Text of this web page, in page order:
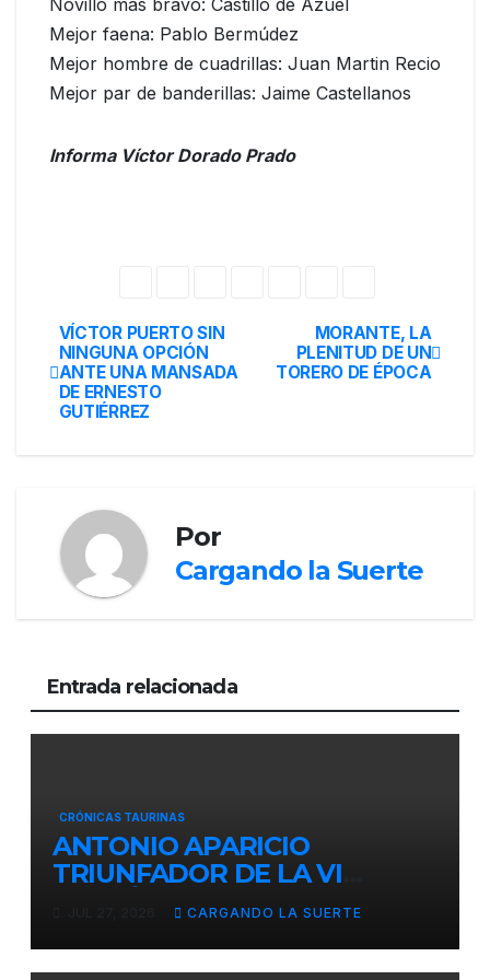
Mejor faena: Pablo Bermúdez
Mejor hombre de cuadrillas: Juan Martin Recio
Mejor par de banderillas: Jaime Castellanos
Informa Víctor Dorado Prado
MORANTE, LA
PLENITUD DE UN
TORERO DE ÉPOCA
VÍCTOR PUERTO SIN
NINGUNA OPCIÓN
ANTE UNA MANSADA
DE ERNESTO
GUTIÉRREZ
Por
Cargando la Suerte
Entrada relacionada
CRÓNICAS TAURINAS
ANTONIO APARICIO
TRIUNFADOR DE LA VI
EDICIÓN DEL CERTAMEN
«VILLA DE LA SOLANA»
CARGANDO LA SUERTE